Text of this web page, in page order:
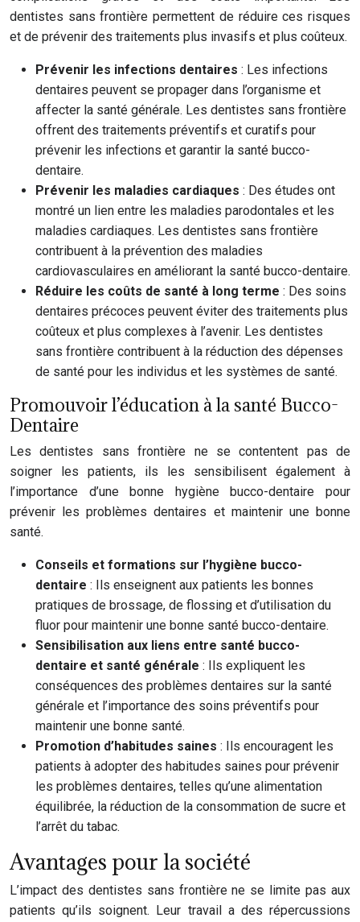
dentistes sans frontière permettent de réduire ces risques
et de prévenir des traitements plus invasifs et plus coûteux.
Prévenir les infections dentaires : Les infections
dentaires peuvent se propager dans l’organisme et
affecter la santé générale. Les dentistes sans frontière
offrent des traitements préventifs et curatifs pour
prévenir les infections et garantir la santé bucco-
dentaire.
Prévenir les maladies cardiaques : Des études ont
montré un lien entre les maladies parodontales et les
maladies cardiaques. Les dentistes sans frontière
contribuent à la prévention des maladies
cardiovasculaires en améliorant la santé bucco-dentaire.
Réduire les coûts de santé à long terme : Des soins
dentaires précoces peuvent éviter des traitements plus
coûteux et plus complexes à l’avenir. Les dentistes
sans frontière contribuent à la réduction des dépenses
de santé pour les individus et les systèmes de santé.
Promouvoir l’éducation à la santé Bucco-
Dentaire
Les dentistes sans frontière ne se contentent pas de
soigner les patients, ils les sensibilisent également à
l’importance d’une bonne hygiène bucco-dentaire pour
prévenir les problèmes dentaires et maintenir une bonne
santé.
Conseils et formations sur l’hygiène bucco-
dentaire : Ils enseignent aux patients les bonnes
pratiques de brossage, de flossing et d’utilisation du
fluor pour maintenir une bonne santé bucco-dentaire.
Sensibilisation aux liens entre santé bucco-
dentaire et santé générale : Ils expliquent les
conséquences des problèmes dentaires sur la santé
générale et l’importance des soins préventifs pour
maintenir une bonne santé.
Promotion d’habitudes saines : Ils encouragent les
patients à adopter des habitudes saines pour prévenir
les problèmes dentaires, telles qu’une alimentation
équilibrée, la réduction de la consommation de sucre et
l’arrêt du tabac.
Avantages pour la société
L’impact des dentistes sans frontière ne se limite pas aux
patients qu’ils soignent. Leur travail a des répercussions